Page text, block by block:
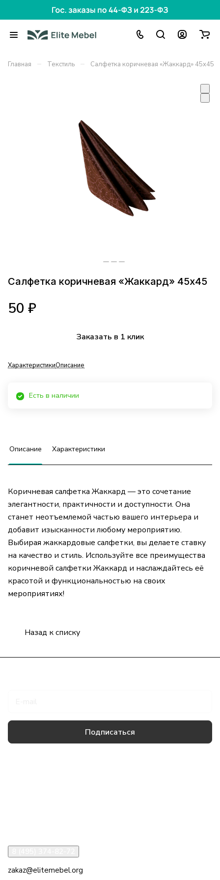
Главная – Текстиль – Салфетка коричневая «Жаккард» 45х45
Салфетка коричневая «Жаккард» 45х45
50 ₽
Заказать в 1 клик
ХарактеристикиОписание
Есть в наличии
Описание Характеристики
Коричневая салфетка Жаккард — это сочетание
элегантности, практичности и доступности. Она
станет неотъемлемой частью вашего интерьера и
добавит изысканности любому мероприятию.
Выбирая жаккардовые салфетки, вы делаете ставку
на качество и стиль. Используйте все преимущества
коричневой салфетки Жаккард и наслаждайтесь её
красотой и функциональностью на своих
мероприятиях!
Назад к списку
Подписаться
zakaz@elitemebel.org